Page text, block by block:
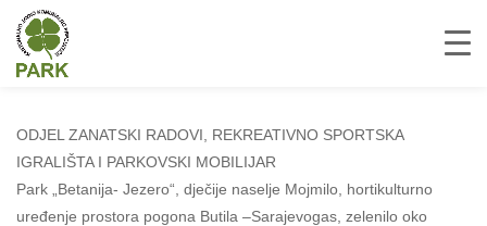
ODJEL ZANATSKI RADOVI, REKREATIVNO SPORTSKA
IGRALIŠTA I PARKOVSKI MOBILIJAR
Park „Betanija- Jezero“, dječije naselje Mojmilo, hortikulturno
uređenje prostora pogona Butila –Sarajevogas, zelenilo oko